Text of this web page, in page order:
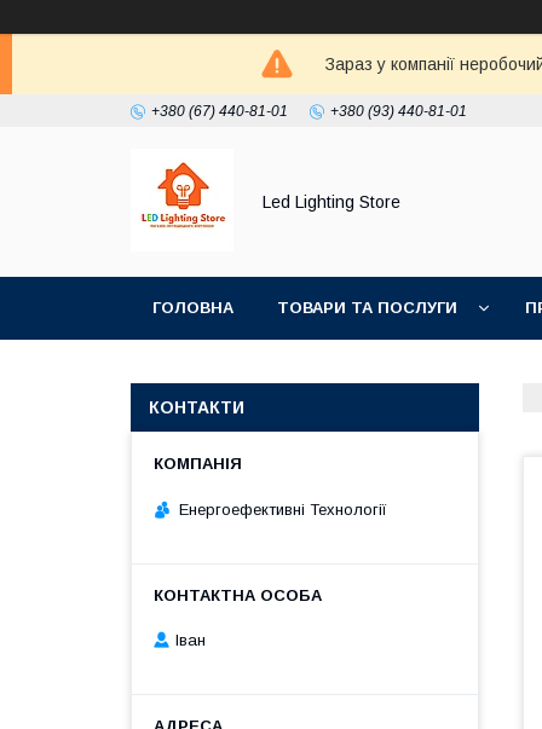
Зараз у компанії
+380 (67) 440-81-01 +380 (93) 440-81-01
Led Lighting Store
ГОЛОВНА ТОВАРИ ТА ПОСЛУГИ
КОНТАКТИ
Енергоефективні Технології
Іван